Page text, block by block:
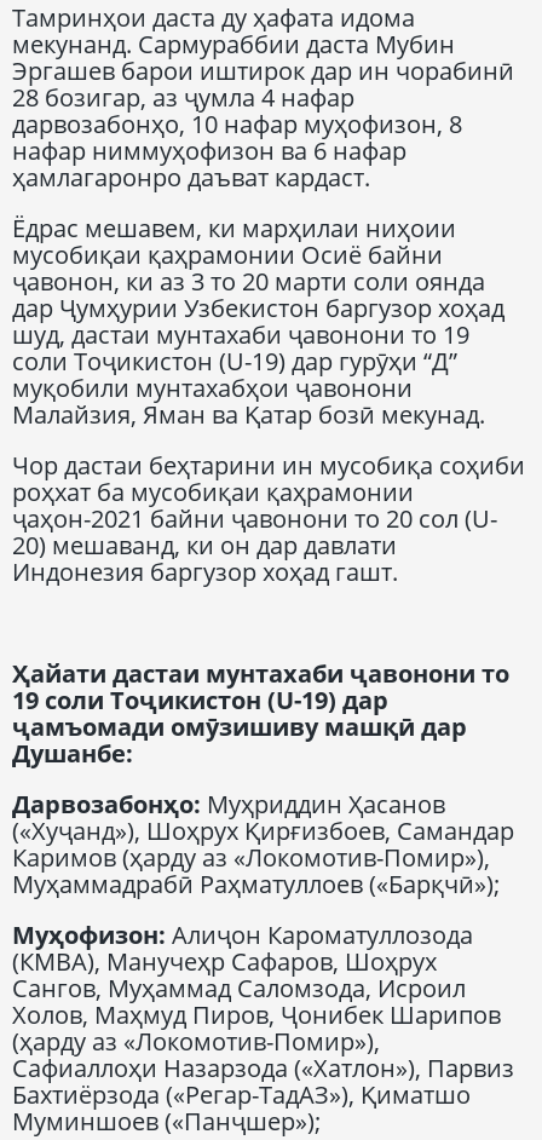
Тамринҳои даста ду ҳафата идома
мекунанд. Сармураббии даста Мубин
Эргашев барои иштирок дар ин чорабинӣ
28 бозигар, аз ҷумла 4 нафар
дарвозабонҳо, 10 нафар муҳофизон, 8
нафар ниммуҳофизон ва 6 нафар
ҳамлагаронро даъват кардаст.
Ёдрас мешавем, ки марҳилаи ниҳоии
мусобиқаи қаҳрамонии Осиё байни
ҷавонон, ки аз 3 то 20 марти соли оянда
дар Ҷумҳурии Узбекистон баргузор хоҳад
шуд, дастаи мунтахаби ҷавонони то 19
соли Тоҷикистон (U-19) дар гурӯҳи “Д”
муқобили мунтахабҳои ҷавонони
Малайзия, Яман ва Қатар бозӣ мекунад.
Чор дастаи беҳтарини ин мусобиқа соҳиби
роҳхат ба мусобиқаи қаҳрамонии
ҷаҳон-2021 байни ҷавонони то 20 сол (U-
20) мешаванд, ки он дар давлати
Индонезия баргузор хоҳад гашт.
Ҳайати дастаи мунтахаби ҷавонони то
19 соли Тоҷикистон (U-19) дар
ҷамъомади омӯзишиву машқӣ дар
Душанбе:
Дарвозабонҳо: Муҳриддин Ҳасанов
(«Хуҷанд»), Шоҳрух Қирғизбоев, Самандар
Каримов (ҳарду аз «Локомотив-Помир»),
Муҳаммадрабӣ Раҳматуллоев («Барқчӣ»);
Муҳофизон: Алиҷон Кароматуллозода
(КМВА), Манучеҳр Сафаров, Шоҳрух
Сангов, Муҳаммад Саломзода, Исроил
Холов, Маҳмуд Пиров, Ҷонибек Шарипов
(ҳарду аз «Локомотив-Помир»),
Сафиаллоҳи Назарзода («Хатлон»), Парвиз
Бахтиёрзода («Регар-ТадАЗ»), Қиматшо
Муминшоев («Панҷшер»);